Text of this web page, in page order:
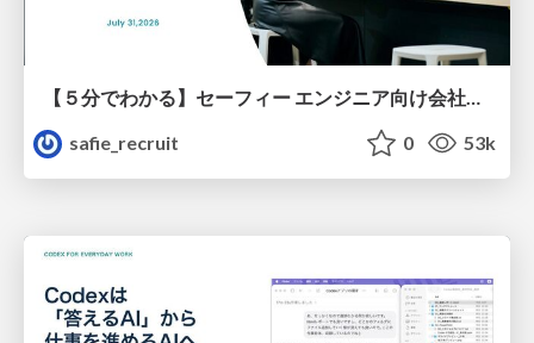
【５分でわかる】セーフィー エンジニア向け会社紹介
safie_recruit
0 53k